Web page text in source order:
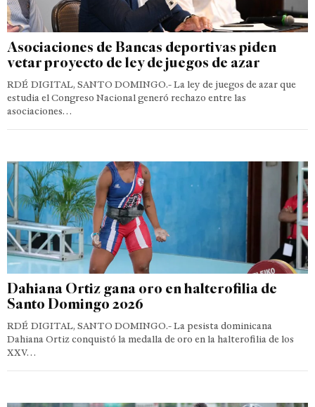
Asociaciones de Bancas deportivas piden
vetar proyecto de ley de juegos de azar
RDÉ DIGITAL, SANTO DOMINGO.- La ley de juegos de azar que
estudia el Congreso Nacional generó rechazo entre las
asociaciones…
Dahiana Ortiz gana oro en halterofilia de
Santo Domingo 2026
RDÉ DIGITAL, SANTO DOMINGO.- La pesista dominicana
Dahiana Ortiz conquistó la medalla de oro en la halterofilia de los
XXV…